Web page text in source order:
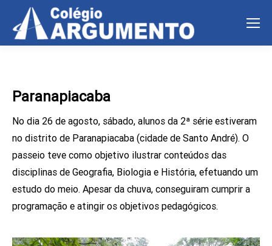
Paranapiacaba
No dia 26 de agosto, sábado, alunos da 2ª série estiveram
no distrito de Paranapiacaba (cidade de Santo André). O
passeio teve como objetivo ilustrar conteúdos das
disciplinas de Geografia, Biologia e História, efetuando um
estudo do meio. Apesar da chuva, conseguiram cumprir a
programação e atingir os objetivos pedagógicos.